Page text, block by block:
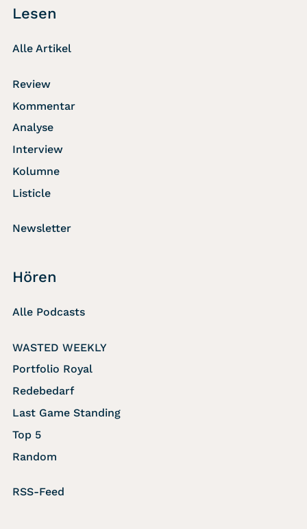
Lesen
Alle Artikel
Review
Kommentar
Analyse
Interview
Kolumne
Listicle
Newsletter
Hören
Alle Podcasts
WASTED WEEKLY
Portfolio Royal
Redebedarf
Last Game Standing
Top 5
Random
RSS-Feed